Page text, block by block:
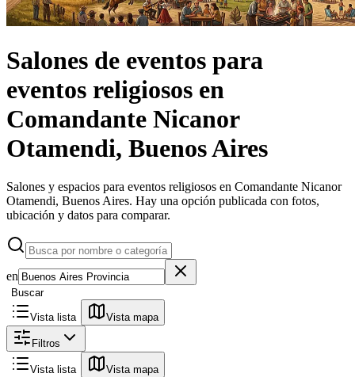
Salones de eventos para
eventos religiosos en
Comandante Nicanor
Otamendi, Buenos Aires
Salones y espacios para eventos religiosos en Comandante Nicanor
Otamendi, Buenos Aires. Hay una opción publicada con fotos,
ubicación y datos para comparar.
en
Buscar
Vista lista Vista mapa
Filtros
Vista lista Vista mapa